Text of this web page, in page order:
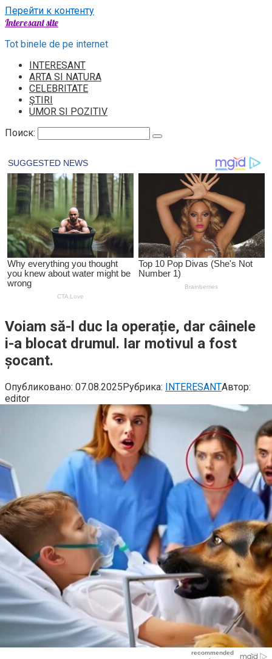
Перейти к контенту
Interesant site
Tot binele de pe internet
INTERESANT
ARTA SI NATURA
CELEBRITATE
ŞTIRI
UMOR SI POZITIV
Поиск:
Voiam să-l duc la operație, dar câinele
i-a blocat drumul. Iar motivul a fost
șocant.
Опубликовано: 07.08.2025Рубрика: INTERESANTАвтор:
editor